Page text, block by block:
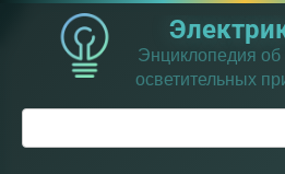
Перейти
контенту
Энциклопедия об
осветительных
Поиск: